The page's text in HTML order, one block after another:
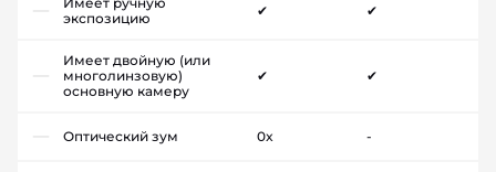
экспозицию
✔ ✔
Имеет двойную (или
многолинзовую)
основную камеру
✔ ✔
Оптический зум 0x -